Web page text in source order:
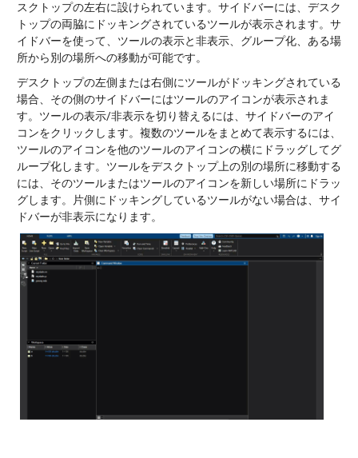
スクトップの左右に設けられています。サイドバーには、デスク
トップの両脇にドッキングされているツールが表示されます。サ
イドバーを使って、ツールの表示と非表示、グループ化、ある場
所から別の場所への移動が可能です。
デスクトップの左側または右側にツールがドッキングされている
場合、その側のサイドバーにはツールのアイコンが表示されま
す。ツールの表示/非表示を切り替えるには、サイドバーのアイ
コンをクリックします。複数のツールをまとめて表示するには、
ツールのアイコンを他のツールのアイコンの横にドラッグしてグ
ループ化します。ツールをデスクトップ上の別の場所に移動する
には、そのツールまたはツールのアイコンを新しい場所にドラッ
グします。片側にドッキングしているツールがない場合は、サイ
ドバーが非表示になります。